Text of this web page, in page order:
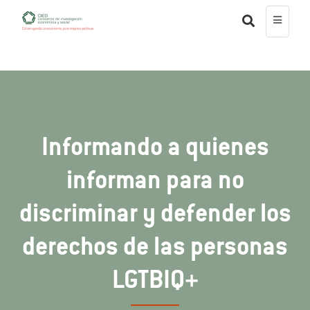
Informando a quienes
informan para no
discriminar y defender los
derechos de las personas
LGTBIQ+